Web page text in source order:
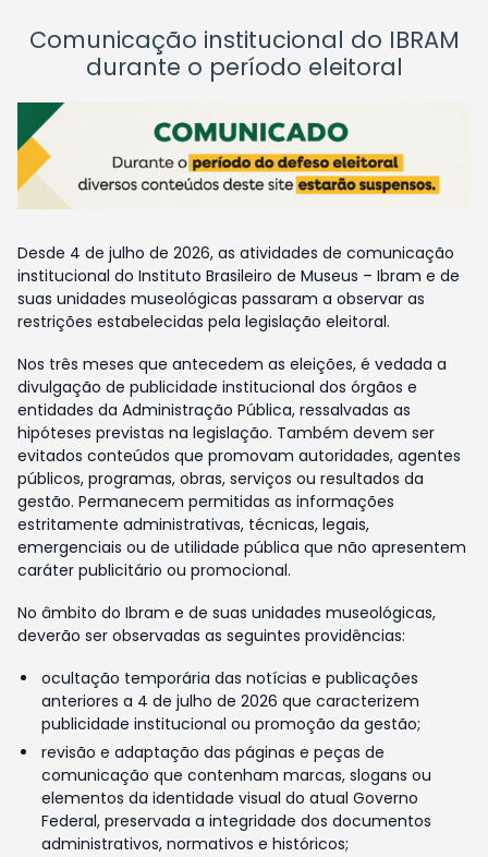
Comunicação institucional do IBRAM
durante o período eleitoral
Desde 4 de julho de 2026, as atividades de comunicação
institucional do Instituto Brasileiro de Museus – Ibram e de
suas unidades museológicas passaram a observar as
restrições estabelecidas pela legislação eleitoral.
Nos três meses que antecedem as eleições, é vedada a
divulgação de publicidade institucional dos órgãos e
entidades da Administração Pública, ressalvadas as
hipóteses previstas na legislação. Também devem ser
evitados conteúdos que promovam autoridades, agentes
públicos, programas, obras, serviços ou resultados da
gestão. Permanecem permitidas as informações
estritamente administrativas, técnicas, legais,
emergenciais ou de utilidade pública que não apresentem
caráter publicitário ou promocional.
No âmbito do Ibram e de suas unidades museológicas,
deverão ser observadas as seguintes providências:
ocultação temporária das notícias e publicações
anteriores a 4 de julho de 2026 que caracterizem
publicidade institucional ou promoção da gestão;
revisão e adaptação das páginas e peças de
comunicação que contenham marcas, slogans ou
elementos da identidade visual do atual Governo
Federal, preservada a integridade dos documentos
administrativos, normativos e históricos;